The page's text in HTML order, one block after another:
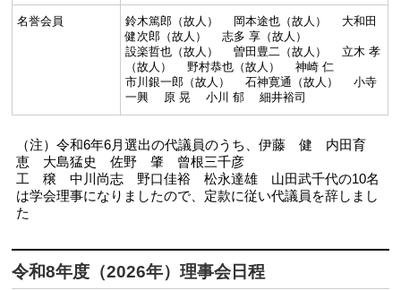
名誉会員
鈴木篤郎（故人） 岡本途也（故人） 大和田
健次郎（故人） 志多 享（故人）
設楽哲也（故人） 曽田豊二（故人） 立木 孝
（故人） 野村恭也（故人） 神崎 仁
市川銀一郎（故人） 石神寛通（故人） 小寺
一興 原 晃 小川 郁 細井裕司
（注）令和6年6月選出の代議員のうち、伊藤 健 内田育
恵 大島猛史 佐野 肇 曾根三千彦
工 穣 中川尚志 野口佳裕 松永達雄 山田武千代の10名
は学会理事になりましたので、定款に従い代議員を辞しまし
た
令和8年度（2026年）理事会日程